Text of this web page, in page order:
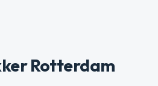
Rotterdam